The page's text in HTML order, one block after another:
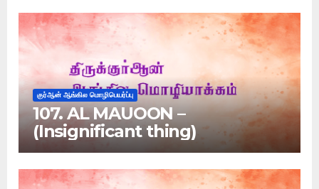
குர்ஆன் ஆங்கில மொழிபெயர்ப்பு
107. AL MAUOON –
(Insignificant thing)